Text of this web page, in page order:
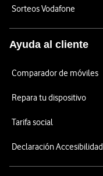
Sorteos Vodafone
Ayuda al cliente
Comparador de móviles
Repara tu dispositivo
Tarifa social
Declaración Accesibilidad